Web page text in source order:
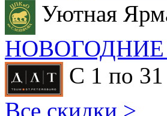
Уютная
С 1 по 31
Все скидки >